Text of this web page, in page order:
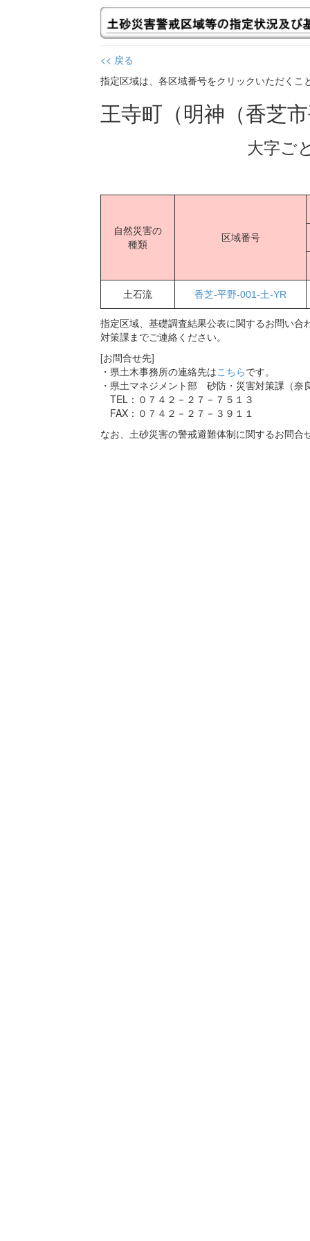
<< 戻る
指定区域は、各区域番号をクリックいただくこ
王寺町（明神（香芝
大字ご
土石流 香芝-平野-001-土-YR
自然災害の
種類
区域番号
指定区域、基礎調査結果公表に関するお問い
対策課までご連絡ください。
[お問合せ先]
・県土木事務所の連絡先はこちらです。
・県土マネジメント部 砂防・災害対策課（奈
TEL：０７４２－２７－７５１３
FAX：０７４２－２７－３９１１
なお、土砂災害の警戒避難体制に関するお問